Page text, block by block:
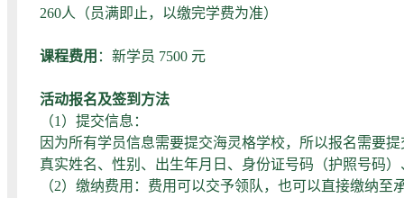
260人（员满即止，以缴完学费为准）
课程费用 ：新学员 7500 元
活动报名及签到方法
（1）提交信息：
因为所有学员信息需要提交海灵格学校，所以报名需要
真实姓名、性别、出生年月日、身份证号码（护照号码
（2）缴纳费用：费用可以交予领队，也可以直接缴纳至